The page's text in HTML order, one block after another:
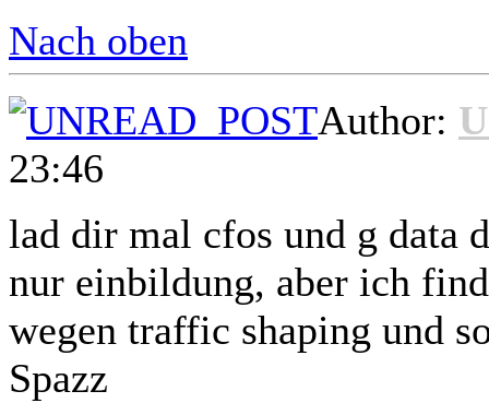
Nach oben
Author:
23:46
lad dir mal cfos und g data
nur einbildung, aber ich
wegen traffic shaping und
Spazz